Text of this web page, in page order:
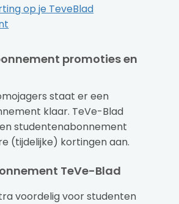
op je TeveBlad
promoties en
staat er een
klaar. TeVe-Blad
studentenabonnement
(tijdelijke) kortingen aan.
TeVe-Blad
voordelig voor studenten